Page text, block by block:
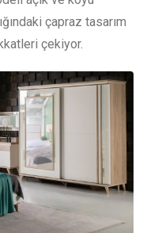
çapraz tasarım
çekiyor.